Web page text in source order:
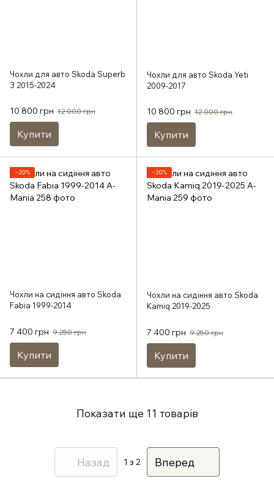
Чохли для авто Skoda Superb
3 2015-2024
10 800 грн 12 000 грн
Купити
Чохли для авто Skoda Yeti
2009-2017
10 800 грн 12 000 грн
Купити
−20%
Чохли на сидіння авто Skoda
Fabia 1999-2014
7 400 грн 9 250 грн
Купити
−20%
Чохли на сидіння авто Skoda
Kamiq 2019-2025
7 400 грн 9 250 грн
Купити
Показати ще 11 товарів
Назад 1 з 2 Вперед